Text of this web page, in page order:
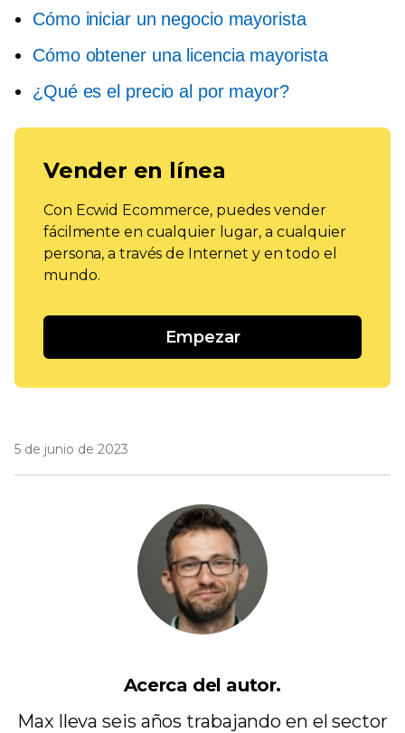
Cómo iniciar un negocio mayorista
Cómo obtener una licencia mayorista
¿Qué es el precio al por mayor?
Vender en línea
Con Ecwid Ecommerce, puedes vender
fácilmente en cualquier lugar, a cualquier
persona, a través de Internet y en todo el
mundo.
Empezar
5 de junio de 2023
Acerca del autor.
Max lleva seis años trabajando en el sector